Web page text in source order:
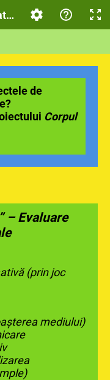
de evaluare
de
Corpul
– Evaluare
(prin joc
mediului)